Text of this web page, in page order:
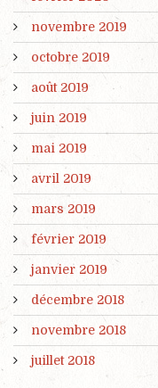
novembre 2019
octobre 2019
août 2019
juin 2019
mai 2019
avril 2019
mars 2019
février 2019
janvier 2019
décembre 2018
novembre 2018
juillet 2018